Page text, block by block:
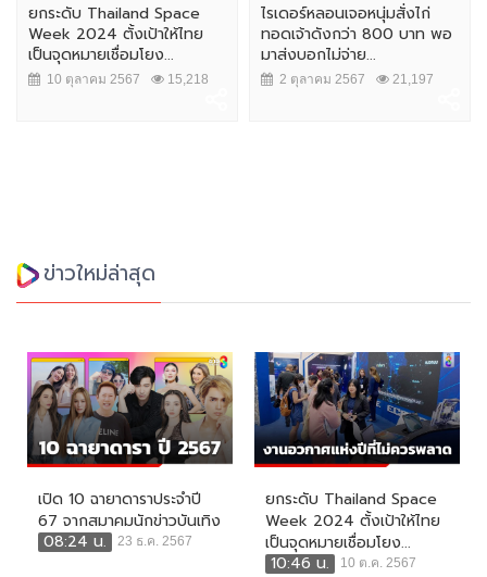
ยกระดับ Thailand Space
Week 2024 ตั้งเป้าให้ไทย
เป็นจุดหมายเชื่อมโยง...
10 ตุลาคม 2567 15,218
ไรเดอร์หลอนเจอหนุ่มสั่งไก่
ทอดเจ้าดังกว่า 800 บาท พอ
มาส่งบอกไม่จ่าย...
2 ตุลาคม 2567 21,197
ข่าวใหม่ล่าสุด
เปิด 10 ฉายาดาราประจำปี
67 จากสมาคมนักข่าวบันเทิง
08:24 น.
23 ธ.ค. 2567
ยกระดับ Thailand Space
Week 2024 ตั้งเป้าให้ไทย
เป็นจุดหมายเชื่อมโยง...
10:46 น.
10 ต.ค. 2567